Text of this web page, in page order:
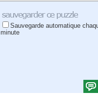
Sauvegarde automatique
minute